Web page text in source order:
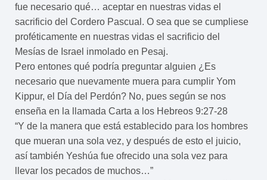
fue necesario qué… aceptar en nuestras vidas el
sacrificio del Cordero Pascual. O sea que se cumpliese
proféticamente en nuestras vidas el sacrificio del
Mesías de Israel inmolado en Pesaj.
Pero entones qué podría preguntar alguien ¿Es
necesario que nuevamente muera para cumplir Yom
Kippur, el Día del Perdón? No, pues según se nos
enseña en la llamada Carta a los Hebreos 9:27-28
“Y de la manera que está establecido para los hombres
que mueran una sola vez, y después de esto el juicio,
así también Yeshúa fue ofrecido una sola vez para
llevar los pecados de muchos…”